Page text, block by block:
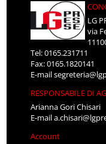
LG
via
Tel: 0165.231711
Fax: 0165.1820141
E-mail
RESPONSABILE DI
Arianna Gori Chisari
E-mail
Account